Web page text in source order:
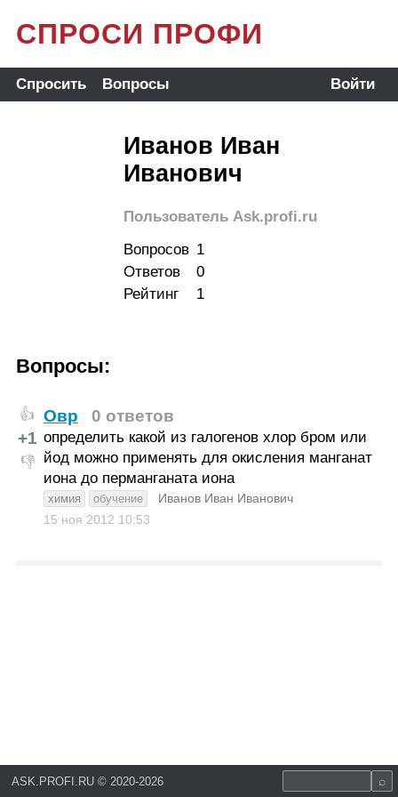
СПРОСИ ПРОФИ
Спросить Вопросы Войти
Иванов Иван
Иванович
Пользователь Ask.profi.ru
Вопросов 1
Ответов
0
Рейтинг
1
Вопросы:
👍
+1
👎
Овр 0 ответов
определить какой из галогенов хлор бром или
йод можно применять для окисления манганат
иона до перманганата иона
химия обучение
Иванов Иван Иванович
15 ноя 2012 10:53
ASK.PROFI.RU © 2020-2026